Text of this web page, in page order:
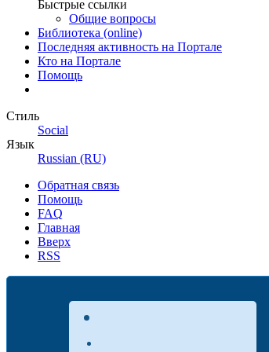
Быстрые ссылки
Общие вопросы
Библиотека (online)
Последняя активность на Портале
Кто на Портале
Помощь
Стиль
Social
Язык
Russian (RU)
Обратная связь
Помощь
FAQ
Главная
Вверх
RSS